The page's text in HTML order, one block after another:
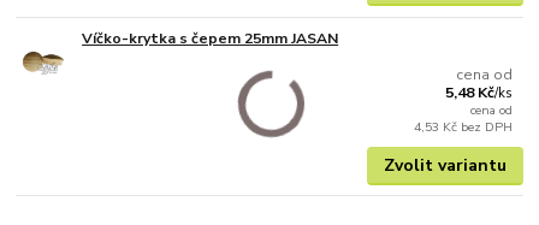
Víčko-krytka s čepem 25mm JASAN
cena od
5,48 Kč/ks
cena od
4,53 Kč bez DPH
Zvolit variantu